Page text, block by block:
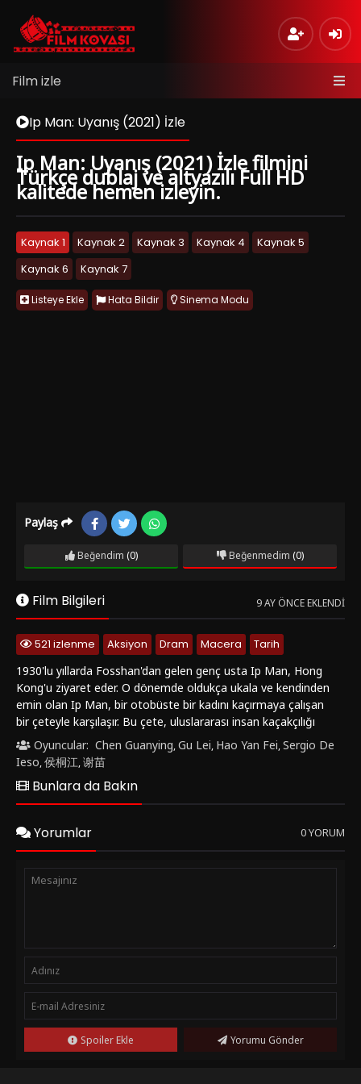
Film izle
Ip Man: Uyanış (2021) İzle
Ip Man: Uyanış (2021) İzle filmini
Türkçe dublaj ve altyazılı Full HD
kalitede hemen izleyin.
Kaynak 1 Kaynak 2 Kaynak 3 Kaynak 4
Kaynak 5
Kaynak 6
Kaynak 7
Listeye Ekle Hata Bildir Sinema Modu
Paylaş
Beğendim (0) Beğenmedim (0)
Film Bilgileri 9 AY ÖNCE EKLENDI
521 izlenme Aksiyon Dram Macera
Tarih
1930'lu yıllarda Fosshan'dan gelen genç usta Ip Man, Hong
Kong'u ziyaret eder. O dönemde oldukça ukala ve kendinden
emin olan Ip Man, bir otobüste bir kadını kaçırmaya çalışan
bir çeteyle karşılaşır. Bu çete, uluslararası insan kaçakçılığı
yapan ve İngiliz polisi tarafından korunan bir çeteyi temsil
etmektedir. Genç Ip Man, halkın kahramanı olmadan önce bu
çeteyi alt etmek zorundadır.Aksiyon, macera, tarih ve dram
unsurlarını bir araya getiren "Ip Man: Uyanış (2021)",
seyircilere heyecan dolu bir hikaye sunmaktadır. Başrollerde
yer alan 谢苗, Chen Guanying ve Sergio De Ieso gibi usta
oyuncular, karakterlere canlılık katmaktadır. Film, Ip Man'in
sererken, izleyicilere unutulmaz bir deneyim sunmaktadır."Ip
Man: Uyanış (2021)" hem aksiyon sahneleriyle hem de
insanın içsel gücünü keşfetme yolculuğunu ustalıkla
işlemektedir.Eğer heyecan dolu anlar yaşamak ve duygusal bir
yolculuğa çıkmak istiyorsanız, "Ip Man: Uyanış (2021)" filmi
tam size göre. Bu etkileyici yapıma "FilmKovası" sitesinden
ulaşabilir ve keyifle izleyebilirsiniz. İzleme fırsatını kaçırmayın!
Oyuncular: Chen Guanying,Gu Lei, Hao Yan Fei,Sergio De
Ieso,侯桐江,谢苗
Bunlara da Bakın
Yorumlar 0 YORUM
Spoiler Ekle Yorumu Gönder